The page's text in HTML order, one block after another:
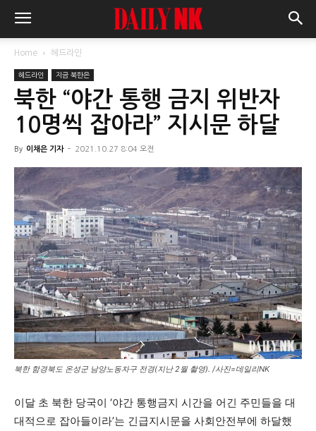
Home 헤드라인
헤드라인 지금 북한은
북한 “야간 통행 금지 위반자
10명씩 잡아라” 지시문 하달
By 이채은 기자 - 2021.10.27 8:04 오전
북한 함경북도 온성군 남양노동자구 전경(지난 2월 촬영). /사진=데일리NK
이달 초 북한 당국이 ‘야간 통행금지 시간을 어긴 주민들을 대
대적으로 잡아들이라’는 긴급지시문을 사회안전부에 하달했